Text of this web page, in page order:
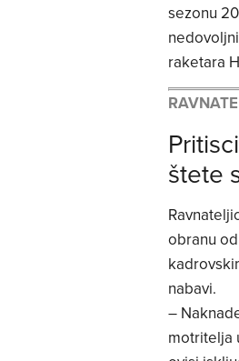
sezonu
raketara
štete
obranu
nabavi.
–
motritelja